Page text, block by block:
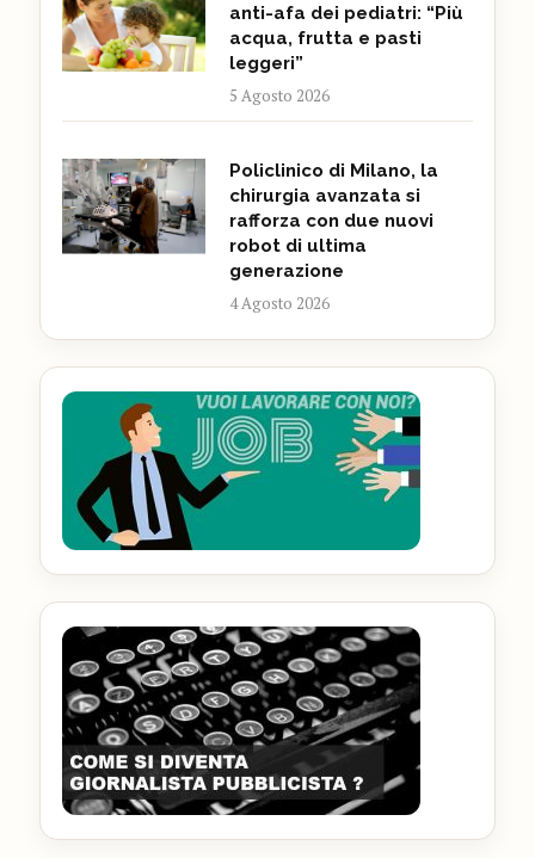
anti-afa dei pediatri: “Più
acqua, frutta e pasti
leggeri”
5 Agosto 2026
Policlinico di Milano, la
chirurgia avanzata si
rafforza con due nuovi
robot di ultima
generazione
4 Agosto 2026